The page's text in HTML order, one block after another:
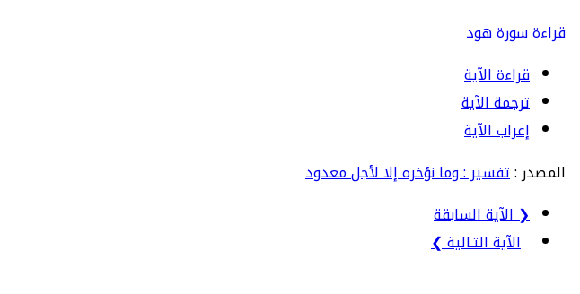
قراءة سورة هود
قراءة الآية
ترجمة الآية
إعراب الآية
المصدر :تفسير : وما نؤخره إلا لأجل معدود
❮ الآية السابقة
الآية التـالية ❯